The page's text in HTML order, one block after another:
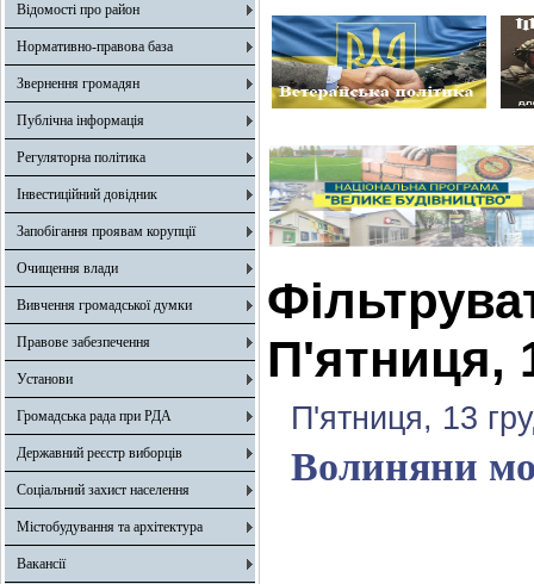
Відомості про район
Нормативно-правова база
Звернення громадян
Публічна інформація
Регуляторна політика
Інвестиційний довідник
Запобігання проявам корупції
Очищення влади
Вивчення громадської думки
Правове забезпечення
Установи
Громадська рада при РДА
Державний реєстр виборців
Соціальний захист населення
Містобудування та архітектура
Вакансії
П'ятниця,
П'ятниця, 13
Волиняни